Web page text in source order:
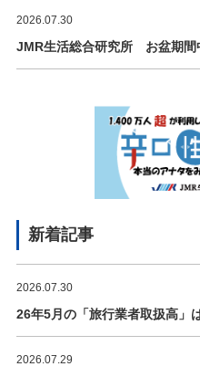
2026.07.30
JMR生活総合研究所 お盆期間
新着記事
2026.07.30
26年5月の「旅行業者取扱高」
2026.07.29